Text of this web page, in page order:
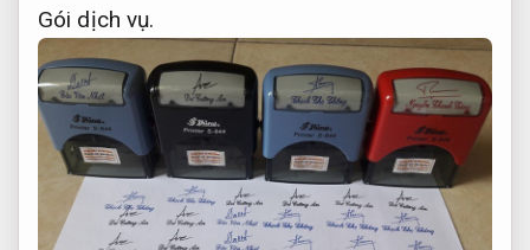
Gói dịch vụ.